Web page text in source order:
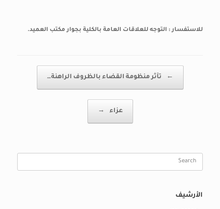
للاستفسار : التوجه للعلاقات العامة بالكلية بجوار مكتب العميد.
← تآثر منظومة القضاء بالظروف الراهنة…
عزاء →
Search
الأرشيف